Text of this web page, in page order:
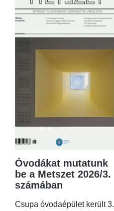
Óvodákat mutatunk
be a Metszet 2026/3.
számában
Csupa óvodaépület került 3.